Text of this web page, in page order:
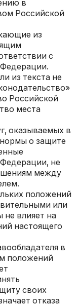
в
Российской
из
с
из текста не
Российской
места
оказываемых в
о защите
не
между
положений
или
влияет на
настоящего
в
положений
своих
отказа